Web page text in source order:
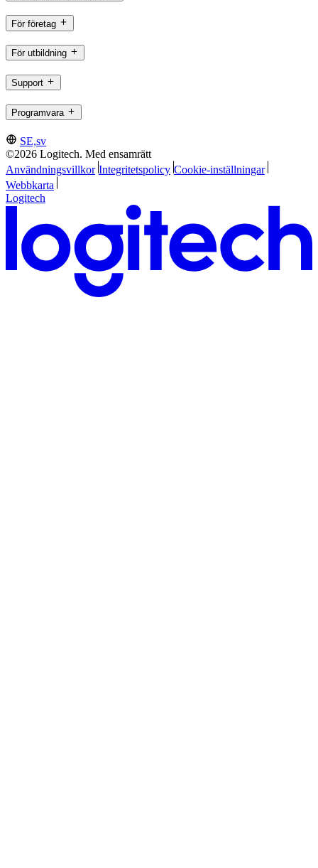
För företag
För utbildning
Support
Programvara
SE,sv
©2026 Logitech. Med ensamrätt
Användningsvillkor Integritetspolicy Cookie-inställningar
Webbkarta
Logitech